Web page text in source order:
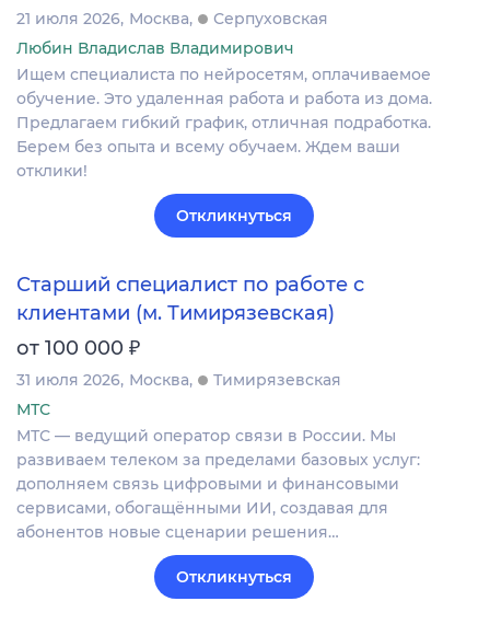
21 июля 2026 Москва
Серпуховская
Любин Владислав Владимирович
Ищем специалиста по нейросетям, оплачиваемое
обучение. Это удаленная работа и работа из дома.
Предлагаем гибкий график, отличная подработка.
Берем без опыта и всему обучаем. Ждем ваши
отклики!
Откликнуться
Старший специалист по работе с
клиентами (м. Тимирязевская)
от 100 000 ₽
31 июля 2026 Москва
Тимирязевская
МТС
МТС — ведущий оператор связи в России. Мы
развиваем телеком за пределами базовых услуг:
дополняем связь цифровыми и финансовыми
сервисами, обогащёнными ИИ, создавая для
абонентов новые сценарии решения…
Откликнуться